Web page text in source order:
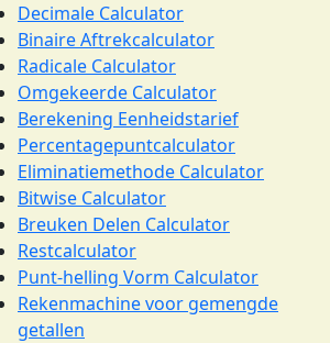
Decimale Calculator
Binaire Aftrekcalculator
Radicale Calculator
Omgekeerde Calculator
Berekening Eenheidstarief
Percentagepuntcalculator
Eliminatiemethode Calculator
Bitwise Calculator
Breuken Delen Calculator
Restcalculator
Punt-helling Vorm Calculator
Rekenmachine voor gemengde
getallen